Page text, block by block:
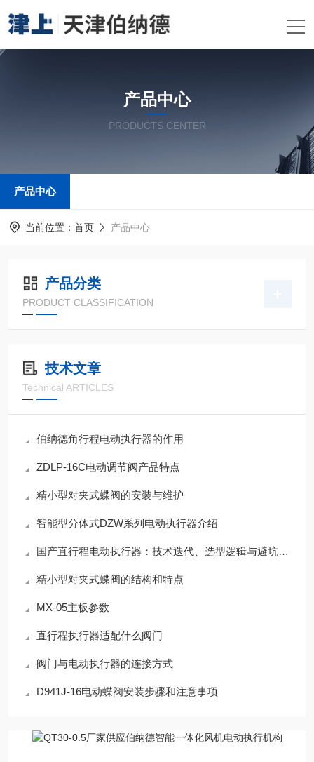
产品中心
PRODUCTS CENTER
产品中心
当前位置： 首页 产品中心
产品分类
PRODUCT CLASSIFICATION
技术文章
Technical ARTICLES
伯纳德角行程电动执行器的作用
ZDLP-16C电动调节阀产品特点
精小型对夹式蝶阀的安装与维护
智能型分体式DZW系列电动执行器介绍
国产直行程电动执行器：技术迭代、选型逻辑与避坑指南
精小型对夹式蝶阀的结构和特点
MX-05主板参数
直行程执行器适配什么阀门
阀门与电动执行器的连接方式
D941J-16电动蝶阀安装步骤和注意事项